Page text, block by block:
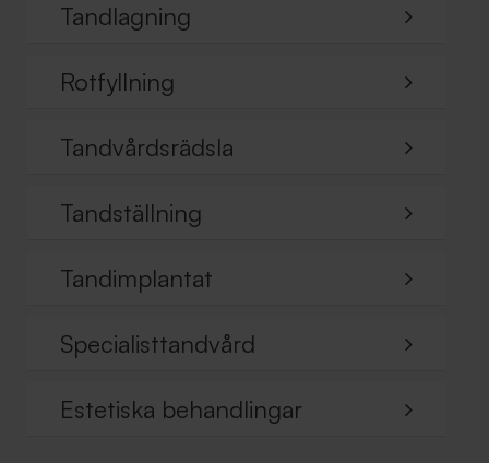
Tandlagning
Rotfyllning
Tandvårdsrädsla
Tandställning
Tandimplantat
Specialisttandvård
Estetiska behandlingar